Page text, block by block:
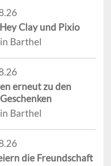
Clay und Pixio
Barthel
erneut zu den
Barthel
die Freundschaft